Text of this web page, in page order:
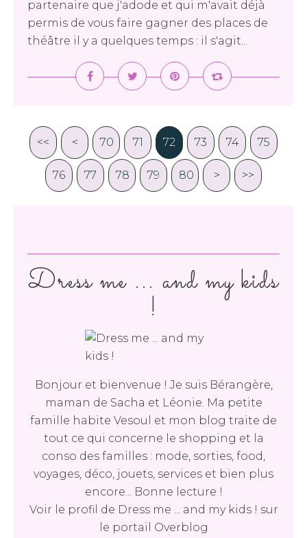
partenaire que j'adode et qui m'avait déjà
permis de vous faire gagner des places de
théâtre il y a quelques temps : il s'agit...
<< < 10
20
30
40
50
60
70 71 72 73 74 75
76 77 78 79 80 90
100
> >>
Dress me ... and my kids
!
Bonjour et bienvenue ! Je suis Bérangère,
maman de Sacha et Léonie. Ma petite
famille habite Vesoul et mon blog traite de
tout ce qui concerne le shopping et la
conso des familles : mode, sorties, food,
voyages, déco, jouets, services et bien plus
encore... Bonne lecture !
Voir le profil de Dress me ... and my kids ! sur
le portail Overblog